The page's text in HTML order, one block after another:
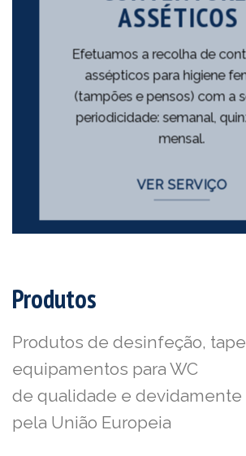
ASSÉTICOS
Efetuamos a recolha de
assépticos para higiene
(tampões e pensos) com a
periodicidade: semanal,
mensal.
VER SERVIÇO
Produtos
Produtos de desinfeção,
equipamentos para WC
de qualidade e devidamente
pela União Europeia